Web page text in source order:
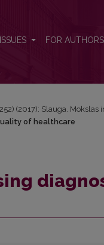
ISSUES FOR AUTHORS
(2017): Slauga. Mokslas
of healthcare